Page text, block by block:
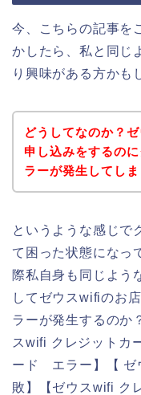
今、こちらの記事を
かしたら、私と同じ
り興味がある方かも
どうしてなのか？
申し込みをするの
ラーが発生してしま
というような感じで
て困った状態になっ
際私自身も同じよう
してゼウスwifiのお
ラーが発生するのか
スwifi クレジットカ
ード エラー】【 ゼ
敗】【ゼウスwifi ク